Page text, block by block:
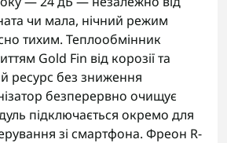
чи мала, нічний режим
тихим. Теплообмінник
Gold Fin від корозії та
ресурс без зниження
безперервно очищує
підключається окремо для
зі смартфона. Фреон R-